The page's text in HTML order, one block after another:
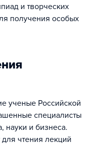
и творческих
получения особых
специалисты
науки и бизнеса.
чтения лекций